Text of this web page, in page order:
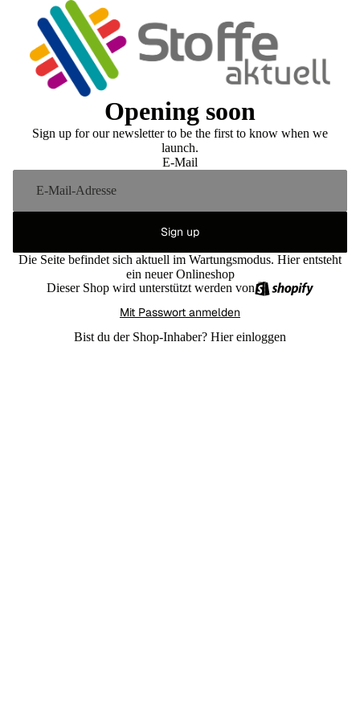
Opening soon
Sign up for our newsletter to be the first to know when we
launch.
E-Mail
Sign up
Die Seite befindet sich aktuell im Wartungsmodus. Hier entsteht
ein neuer Onlineshop
Dieser Shop wird unterstützt werden von
Mit Passwort anmelden
Bist du der Shop-Inhaber? Hier einloggen